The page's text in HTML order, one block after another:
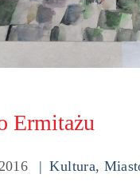
Ermitażu
Kultura,